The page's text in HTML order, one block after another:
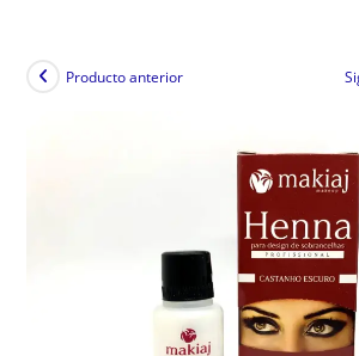
Producto anterior